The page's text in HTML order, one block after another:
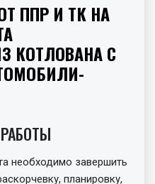
ППР И ТК НА
КОТЛОВАНА С
необходимо завершить
планировку,